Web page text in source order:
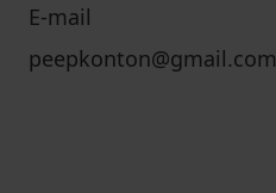
E-mail
peepkonton@gmail.com